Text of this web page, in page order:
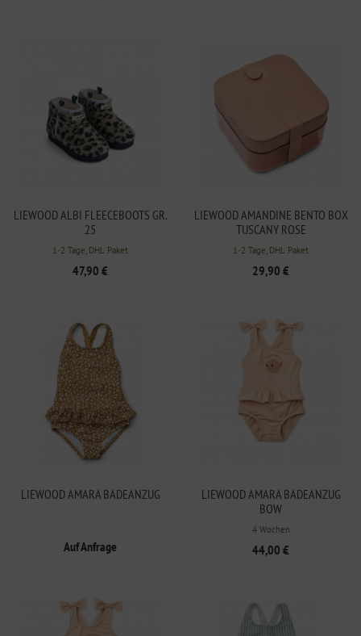
LIEWOOD ALBI FLEECEBOOTS GR.
25
1-2 Tage, DHL Paket
47,90 €
LIEWOOD AMANDINE BENTO BOX
TUSCANY ROSE
1-2 Tage, DHL Paket
29,90 €
LIEWOOD AMARA BADEANZUG
Auf Anfrage
LIEWOOD AMARA BADEANZUG
BOW
4 Wochen
44,00 €